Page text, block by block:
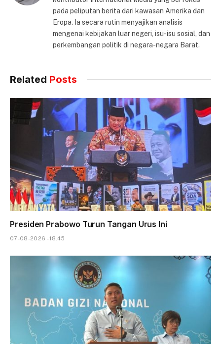
pada peliputan berita dari kawasan Amerika dan
Eropa. Ia secara rutin menyajikan analisis
mengenai kebijakan luar negeri, isu-isu sosial, dan
perkembangan politik di negara-negara Barat.
Related Posts
Presiden Prabowo Turun Tangan Urus Ini
07-08-2026 - 18.45